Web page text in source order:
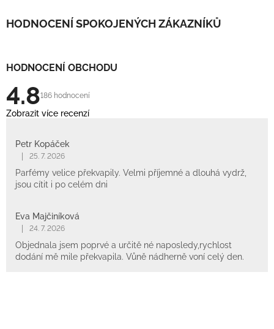
HODNOCENÍ SPOKOJENÝCH ZÁKAZNÍKŮ
HODNOCENÍ OBCHODU
4.8186 hodnocení
Zobrazit více recenzí
Petr Kopáček
25. 7. 2026
Parfémy velice překvapily. Velmi příjemné a dlouhá vydrž,
jsou cítit i po celém dni
Eva Majčiníková
24. 7. 2026
Objednala jsem poprvé a určitě né naposledy,rychlost
dodání mě mile překvapila. Vůně nádherně voní celý den.